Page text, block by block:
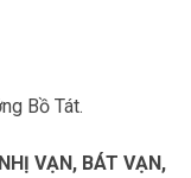
Bồ Tát.
VẠN, BÁT VẠN,